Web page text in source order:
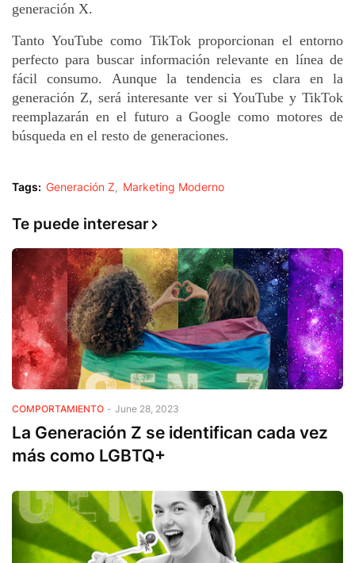
generación X.
Tanto YouTube como TikTok proporcionan el entorno
perfecto para buscar información relevante en línea de
fácil consumo. Aunque la tendencia es clara en la
generación Z, será interesante ver si YouTube y TikTok
reemplazarán en el futuro a Google como motores de
búsqueda en el resto de generaciones.
Tags: Generación Z Marketing Moderno
Te puede interesar
COMPORTAMIENTO - June 28, 2023
La Generación Z se identifican cada vez
más como LGBTQ+